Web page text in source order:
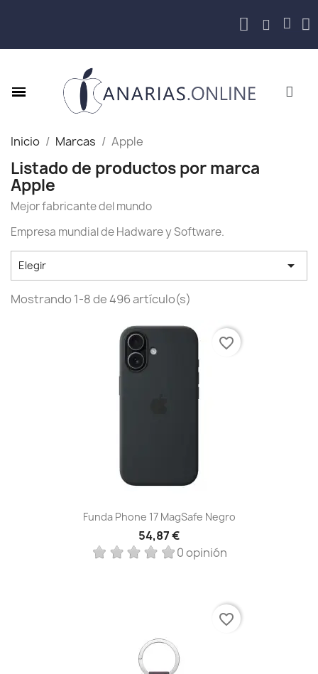
Inicio Marcas Apple
Listado de productos por marca
Apple
Mejor fabricante del mundo
Empresa mundial de Hadware y Software.
Elegir 
Mostrando 1-8 de 496 artículo(s)
Funda Phone 17 MagSafe Negro
54,87 €
0 opinión
favorite_border
favorite_border